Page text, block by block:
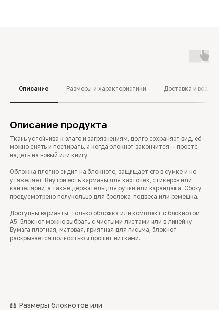
Описание Размеры и характеристики Доставка и
Описание продукта
Ткань устойчива к влаге и загрязнениям, долго сохраняет вид, её
можно снять и постирать, а когда блокнот закончится — просто
надеть на новый или книгу.
Обложка плотно сидит на блокноте, защищает его в сумке и не
утяжеляет. Внутри есть карманы для карточек, стикеров или
канцелярии, а также держатель для ручки или карандаша. Сбоку
предусмотрено полукольцо для брелока, подвеса или ремешка.
Доступны варианты: только обложка или комплект с блокнотом
А5. Блокнот можно выбрать с чистыми листами или в линейку.
Бумага плотная, матовая, приятная для письма, блокнот
раскрывается полностью и прошит нитками.
📖 Размеры блокнотов или